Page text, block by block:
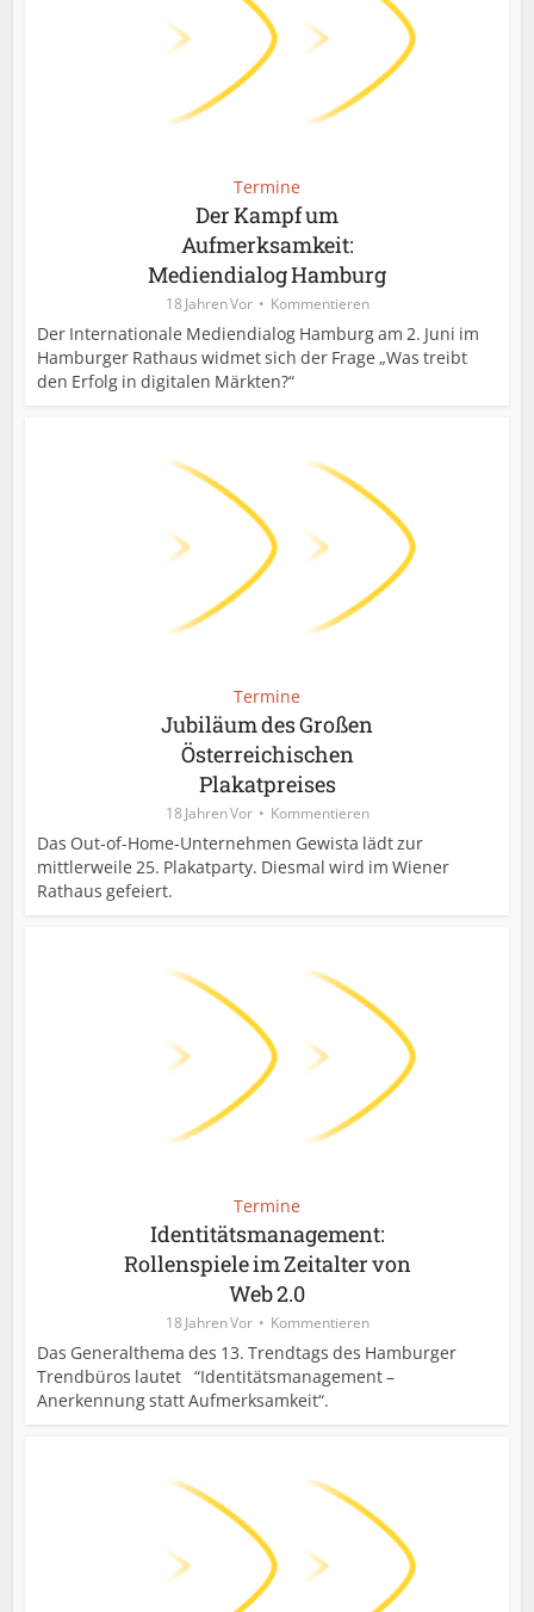
Termine
Der Kampf um
Aufmerksamkeit:
Mediendialog Hamburg
18 Jahren Vor Kommentieren
Der Internationale Mediendialog Hamburg am 2. Juni im
Hamburger Rathaus widmet sich der Frage „Was treibt
den Erfolg in digitalen Märkten?“
Termine
Jubiläum des Großen
Österreichischen
Plakatpreises
18 Jahren Vor Kommentieren
Das Out-of-Home-Unternehmen Gewista lädt zur
mittlerweile 25. Plakatparty. Diesmal wird im Wiener
Rathaus gefeiert.
Termine
Identitätsmanagement:
Rollenspiele im Zeitalter von
Web 2.0
18 Jahren Vor Kommentieren
Das Generalthema des 13. Trendtags des Hamburger
Trendbüros lautet “Identitätsmanagement –
Anerkennung statt Aufmerksamkeit“.